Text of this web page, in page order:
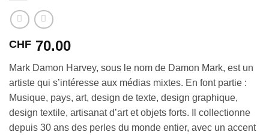
CHF 70.00
Mark Damon Harvey, sous le nom de Damon Mark, est un
artiste qui s’intéresse aux médias mixtes. En font partie :
Musique, pays, art, design de texte, design graphique,
design textile, artisanat d’art et objets forts. Il collectionne
depuis 30 ans des perles du monde entier, avec un accent